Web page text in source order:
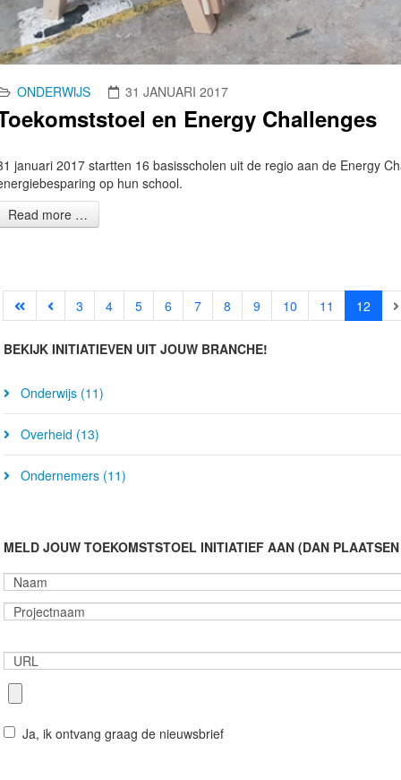
ONDERWIJS 31 JANUARI 2017
en Energy Challenges
januari 2017 startten 16 basisscholen uit de regio aan de Energy
op hun school.
Read more …
3 4 5 6 7 8 9 10 11 12
BEKIJK INITIATIEVEN UIT JOUW BRANCHE!
Onderwijs (11)
Overheid (13)
Ondernemers (11)
MELD JOUW TOEKOMSTSTOEL INITIATIEF AAN (DAN
Ja, ik ontvang graag de nieuwsbrief